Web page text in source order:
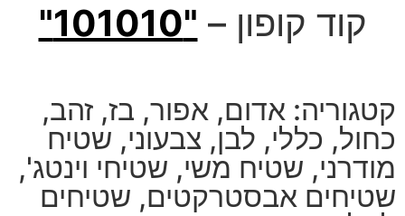
קוד קופון – "101010"
קטגוריה: אדום, אפור, בז, זהב,
כחול, כללי, לבן, צבעוני, שטיח
מודרני, שטיח משי, שטיחי וינטג',
שטיחים אבסטרקטים, שטיחים